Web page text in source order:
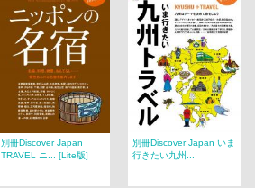
別冊Discover Japan
TRAVEL ニ... [Lite版]
別冊Discover Japan いま
行きたい九州...